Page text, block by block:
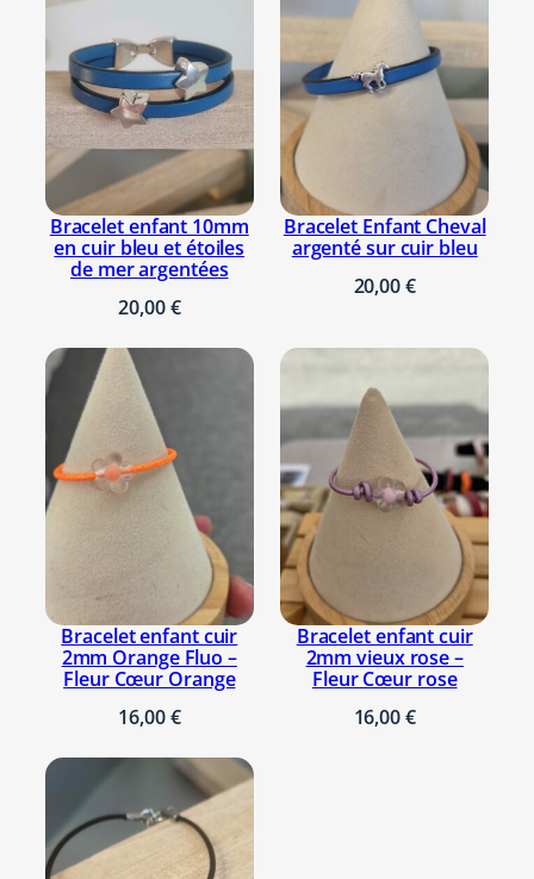
Il n’y a pas encore d’avis. Seuls les
clients connectés ayant acheté ce
produit ont la possibilité de laisser un
avis.Se connecter
Bracelet enfant 10mm
en cuir bleu et étoiles
de mer argentées
20,00€
Bracelet Enfant Cheval
argenté sur cuir bleu
20,00€
Bracelet enfant cuir
2mm Orange Fluo –
Fleur Cœur Orange
16,00€
Bracelet enfant cuir
2mm vieux rose –
Fleur Cœur rose
16,00€